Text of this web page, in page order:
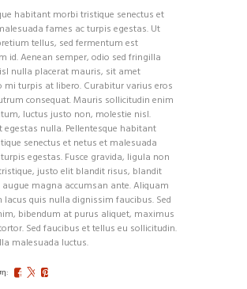
habitant morbi tristique senectus et
fames ac turpis egestas. Ut
tellus, sed fermentum est
id. Aenean semper, odio sed fringilla
nulla placerat mauris, sit amet
mi turpis at libero. Curabitur varius eros
consequat. Mauris sollicitudin enim
luctus justo non, molestie nisl.
egestas nulla. Pellentesque habitant
senectus et netus et malesuada
egestas. Fusce gravida, ligula non
justo elit blandit risus, blandit
magna accumsan ante. Aliquam
lacus quis nulla dignissim faucibus. Sed
bibendum at purus aliquet, maximus
Sed faucibus et tellus eu sollicitudin.
malesuada luctus.